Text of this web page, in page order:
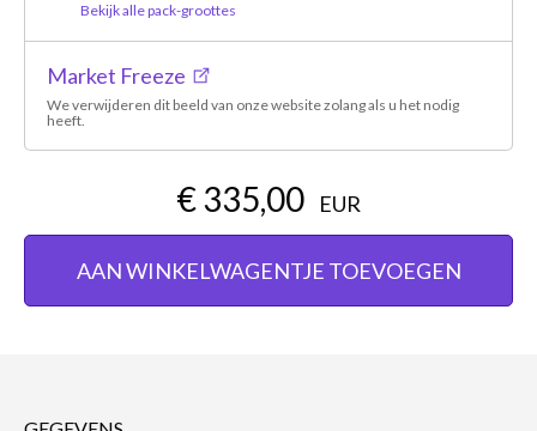
Bekijk alle pack-groottes
Market Freeze
We verwijderen dit beeld van onze website zolang als u het nodig
heeft.
€ 335,00 EUR
AAN WINKELWAGENTJE TOEVOEGEN